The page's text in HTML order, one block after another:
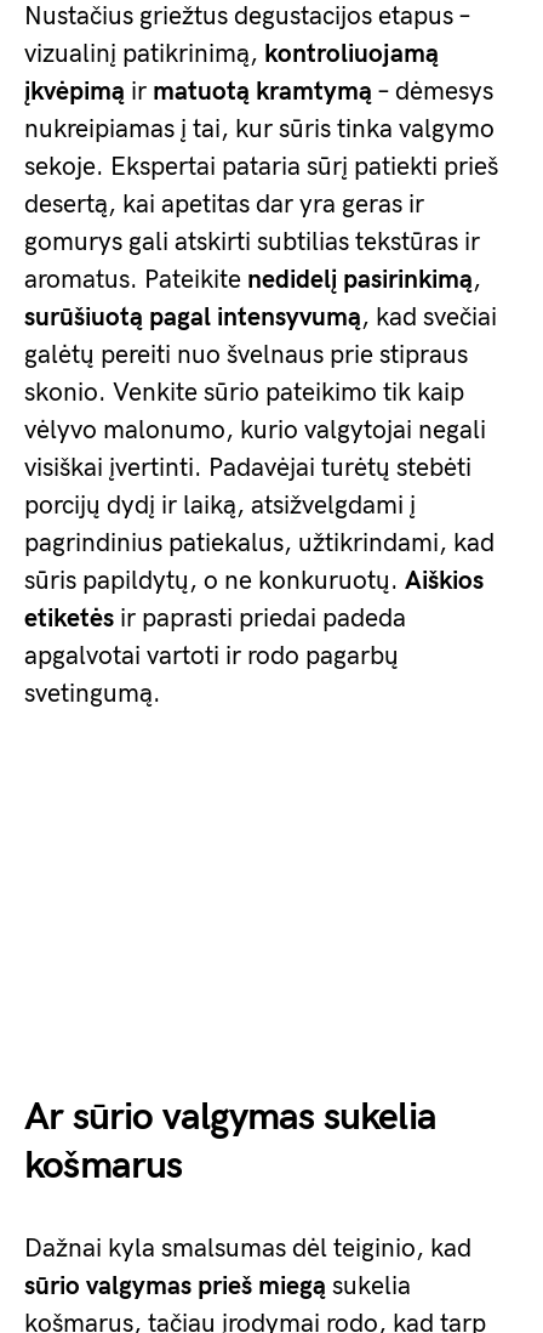
Nustačius griežtus degustacijos etapus –
vizualinį patikrinimą, kontroliuojamą
įkvėpimą ir matuotą kramtymą – dėmesys
nukreipiamas į tai, kur sūris tinka valgymo
sekoje. Ekspertai pataria sūrį patiekti prieš
desertą, kai apetitas dar yra geras ir
gomurys gali atskirti subtilias tekstūras ir
aromatus. Pateikite nedidelį pasirinkimą,
surūšiuotą pagal intensyvumą, kad svečiai
galėtų pereiti nuo švelnaus prie stipraus
skonio. Venkite sūrio pateikimo tik kaip
vėlyvo malonumo, kurio valgytojai negali
visiškai įvertinti. Padavėjai turėtų stebėti
porcijų dydį ir laiką, atsižvelgdami į
pagrindinius patiekalus, užtikrindami, kad
sūris papildytų, o ne konkuruotų. Aiškios
etiketės ir paprasti priedai padeda
apgalvotai vartoti ir rodo pagarbų
svetingumą.
Ar sūrio valgymas sukelia
košmarus
Dažnai kyla smalsumas dėl teiginio, kad
sūrio valgymas prieš miegą sukelia
košmarus, tačiau įrodymai rodo, kad tarp